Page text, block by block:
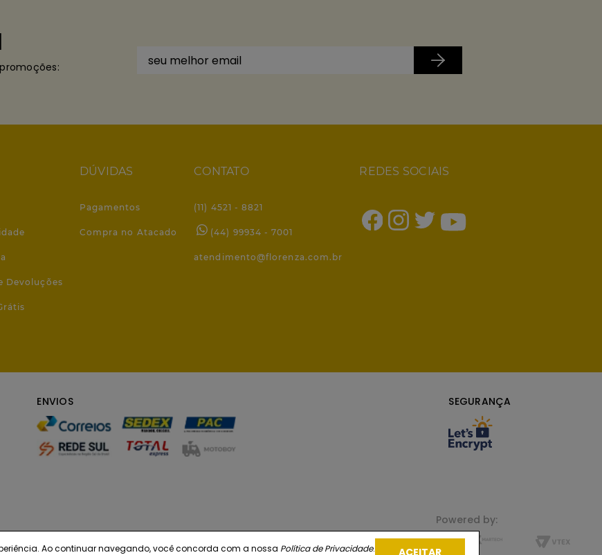
Devoluções
DÚVIDAS
Pagamentos
Compra no Atacado
CONTATO
(11) 4521 - 8821
(44) 99934 - 7001
atendimento@florenza.com.br
REDES SOCIAIS
ENVIOS SEGURANÇA
Powered by:
Ao continuar navegando, você concorda com a nossa Política de Privacidade. ACEITAR